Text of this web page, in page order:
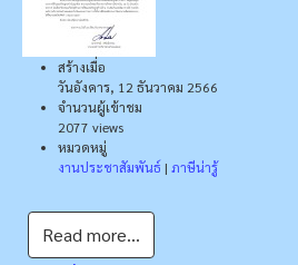
สร้างเมื่อ
วันอังคาร, 12 ธันวาคม 2566
จำนวนผู้เข้าชม
2077 views
หมวดหมู่
งานประชาสัมพันธ์ | ภาษีน่ารู้
Read more...